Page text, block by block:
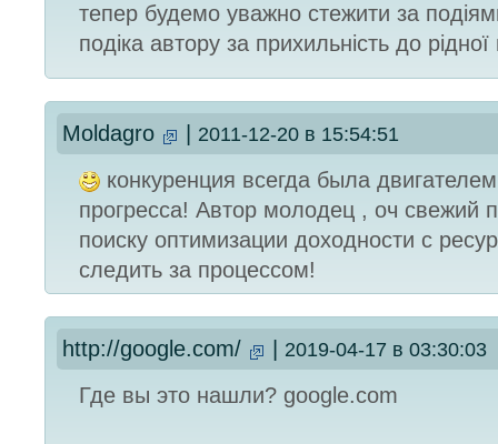
тепер будемо уважно стежити за
подіка автору за прихильність до
Moldagro 2011-12-20 в 15:54:51
конкуренция всегда была двигателем
прогресса! Автор молодец , оч свежий
поиску оптимизации доходности с
следить за процессом!
http://google.com/ 2019-04-17 в 03:30:03
Где вы это нашли? google.com